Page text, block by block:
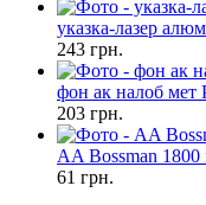
указка-лазер
243 грн.
фон ак налоб мет
203 грн.
AA Bossman
61 грн.